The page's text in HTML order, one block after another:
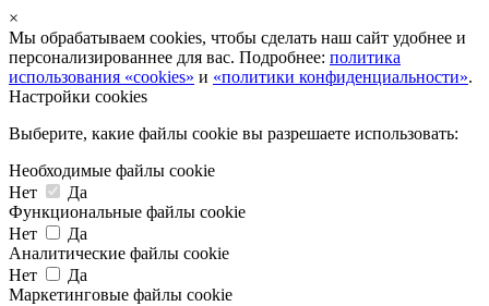
×
Мы обрабатываем cookies, чтобы сделать наш сайт удобнее и
персонализированнее для вас. Подробнее: политика
использования «cookies» и «политики конфиденциальности».
Настройки cookies
Выберите, какие файлы cookie вы разрешаете использовать:
Необходимые файлы cookie
Нет
Да
Функциональные файлы cookie
Нет
Да
Аналитические файлы cookie
Нет
Да
Маркетинговые файлы cookie